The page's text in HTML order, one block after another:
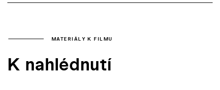
MATERIÁLY K FILMU
K nahlédnutí